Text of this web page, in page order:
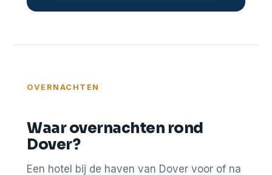
OVERNACHTEN
Waar overnachten rond
Dover?
Een hotel bij de haven van Dover voor of na